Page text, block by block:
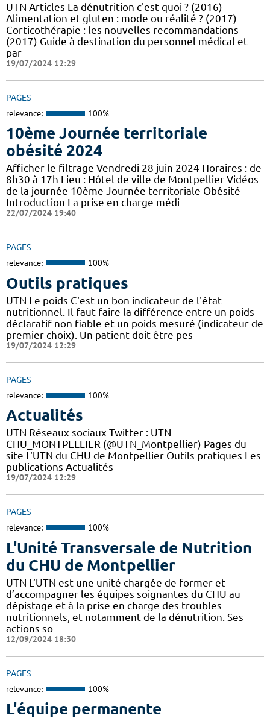
UTN Articles La dénutrition c'est quoi ? (2016)
Alimentation et gluten : mode ou réalité ? (2017)
Corticothérapie : les nouvelles recommandations
(2017) Guide à destination du personnel médical et
par
19/07/2024 12:29
PAGES
relevance: 100%
10ème Journée territoriale
obésité 2024
Afficher le filtrage Vendredi 28 juin 2024 Horaires : de
8h30 à 17h Lieu : Hôtel de ville de Montpellier Vidéos
de la journée 10ème Journée territoriale Obésité -
Introduction La prise en charge médi
22/07/2024 19:40
PAGES
relevance: 100%
Outils pratiques
UTN Le poids C'est un bon indicateur de l'état
nutritionnel. Il faut faire la différence entre un poids
déclaratif non fiable et un poids mesuré (indicateur de
premier choix). Un patient doit être pes
19/07/2024 12:29
PAGES
relevance: 100%
Actualités
UTN Réseaux sociaux Twitter : UTN
CHU_MONTPELLIER (@UTN_Montpellier) Pages du
site L'UTN du CHU de Montpellier Outils pratiques Les
publications Actualités
19/07/2024 12:29
PAGES
relevance: 100%
L'Unité Transversale de Nutrition
du CHU de Montpellier
UTN L’UTN est une unité chargée de former et
d’accompagner les équipes soignantes du CHU au
dépistage et à la prise en charge des troubles
nutritionnels, et notamment de la dénutrition. Ses
actions so
12/09/2024 18:30
PAGES
relevance: 100%
L'équipe permanente